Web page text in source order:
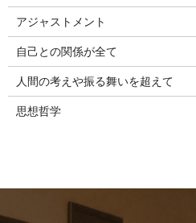
アジャストメント
自己との関係が全て
人間の考えや振る舞いを超えて
思想哲学